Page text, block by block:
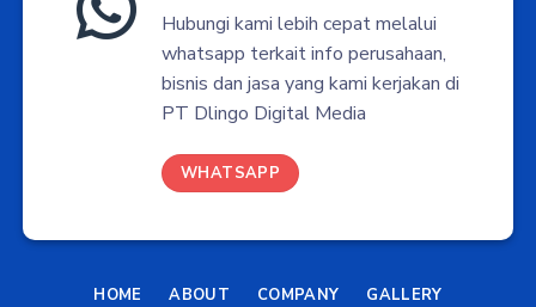
Hubungi kami lebih cepat melalui
whatsapp terkait info perusahaan,
bisnis dan jasa yang kami kerjakan di
PT Dlingo Digital Media
WHATSAPP
HOME ABOUT COMPANY GALLERY